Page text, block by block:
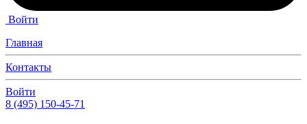
Войти
Главная
Контакты
Войти
8 (495) 150-45-71